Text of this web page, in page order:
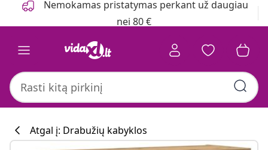
Nemokamas pristatymas perkant už daugiau
nei 80 €
Atgal į: Drabužių kabyklos